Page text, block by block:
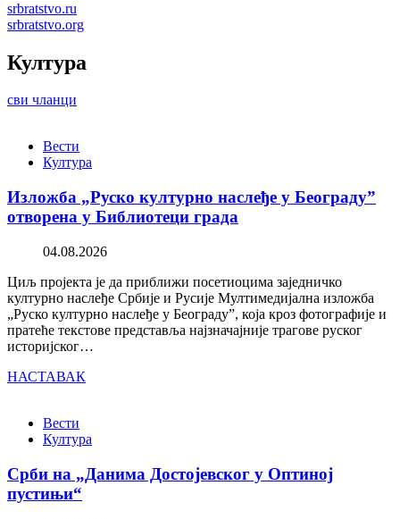
srbratstvo.ru
srbratstvo.org
Култура
сви чланци
Вести
Култура
Изложба „Руско културно наслеђе у Београду”
отворена у Библиотеци града
04.08.2026
Циљ пројекта је да приближи посетиоцима заједничко
културно наслеђе Србије и Русије Мултимедијална изложба
„Руско културно наслеђе у Београду”, која кроз фотографије и
пратеће текстове представља најзначајније трагове руског
историјског…
НАСТАВАК
Вести
Култура
Срби на „Данима Достојевског у Оптиној
пустињи“